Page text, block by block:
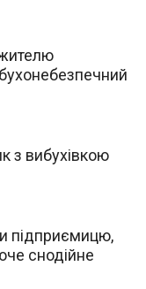
з вибухівкою
снодійне